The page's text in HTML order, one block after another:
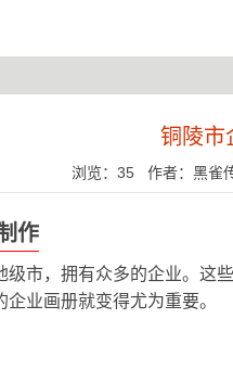
铜陵市
浏览：35 作者：黑雀
作
级市，拥有众多的企业。这
业画册就变得尤为重要。